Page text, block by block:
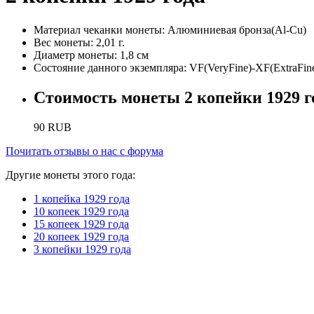
Материал чеканки монеты: Алюминиевая бронза(Al-Cu)
Вес монеты: 2,01 г.
Диаметр монеты: 1,8 см
Состояние данного экземпляра: VF(VeryFine)-
Стоимость монеты 2 копейки 1929
90 RUB
Почитать отзывы о нас с форума
Другие монеты этого года:
1 копейка 1929 года
10 копеек 1929 года
15 копеек 1929 года
20 копеек 1929 года
3 копейки 1929 года